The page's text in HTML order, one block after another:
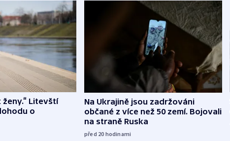
ženy.“ Litevští
o
Na Ukrajině jsou zadržováni
občané z více než 50 zemí. Bojovali
na straně Ruska
před 20 hodinami